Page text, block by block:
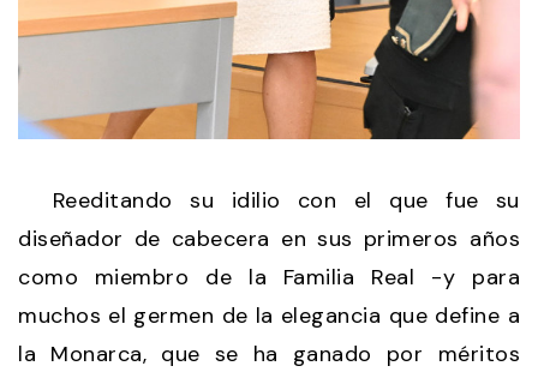
Reeditando su idilio con el que fue su
diseñador de cabecera en sus primeros años
como miembro de la Familia Real -y para
muchos el germen de la elegancia que define a
la Monarca, que se ha ganado por méritos